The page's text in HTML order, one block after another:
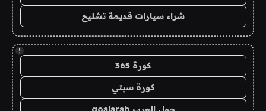
شراء سيارات قديمة تشليح
!
كورة 365
كورة سيتي